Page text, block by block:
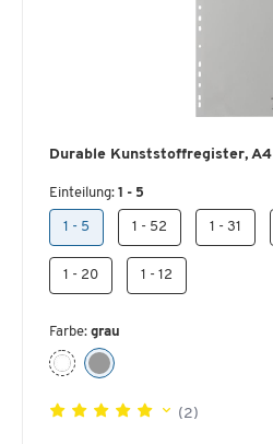
Durable Kunststoffregister,
Einteilung: 1 - 5
1 - 5 1 - 52 1 - 31
1 - 20 1 - 12
Farbe: grau
(2)